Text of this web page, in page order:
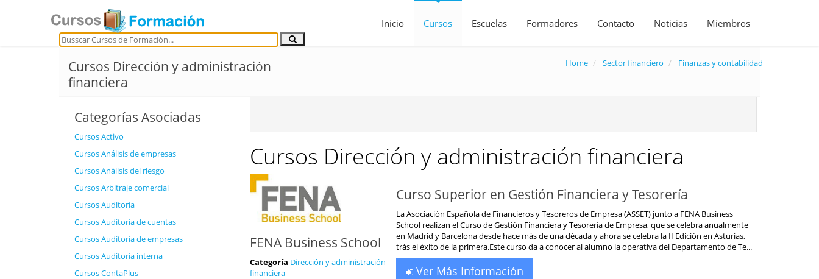
Inicio Cursos Escuelas Formadores Contacto Noticias Miembros
Cursos Dirección y administración
financiera
Home Sector financiero Finanzas y contabilidad
Categorías Asociadas
Cursos Activo
Cursos Análisis de empresas
Cursos Análisis del riesgo
Cursos Arbitraje comercial
Cursos Auditoría
Cursos Auditoría de cuentas
Cursos Auditoría de empresas
Cursos Auditoría interna
Cursos ContaPlus
Cursos Dirección y administración financiera
FENA Business School
Categoría Dirección y administración
financiera
Curso Superior en Gestión Financiera y Tesorería
La Asociación Española de Financieros y Tesoreros de Empresa (ASSET) junto a FENA Business
School realizan el Curso de Gestión Financiera y Tesorería de Empresa, que se celebra anualmente
en Madrid y Barcelona desde hace más de una década y ahora se celebra la II Edición en Asturias,
trás el éxito de la primera.Este curso da a conocer al alumno la operativa del Departamento de Te...
Ver Más Información